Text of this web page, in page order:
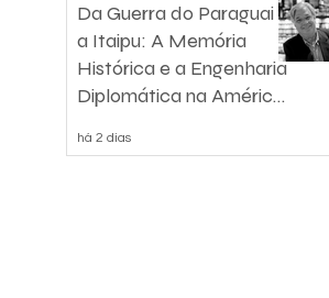
Da Guerra do Paraguai
a Itaipu: A Memória
Histórica e a Engenharia
Diplomática na América
há 2 dias